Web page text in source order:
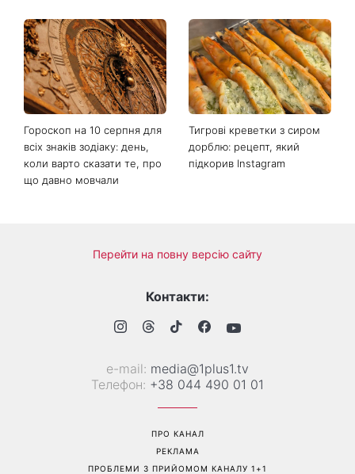
Гороскоп на 10 серпня для
всіх знаків зодіаку: день,
коли варто сказати те, про
що давно мовчали
Тигрові креветки з сиром
дорблю: рецепт, який
підкорив Instagram
Перейти на повну версію сайту
Контакти:
е-mail: media@1plus1.tv
Телефон: +38 044 490 01 01
ПРО КАНАЛ
РЕКЛАМА
ПРОБЛЕМИ З ПРИЙОМОМ КАНАЛУ 1+1